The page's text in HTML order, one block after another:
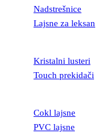
Nadstrešnice
Lajsne za leksan
Kristalni lusteri
Touch prekidači
Cokl lajsne
PVC lajsne